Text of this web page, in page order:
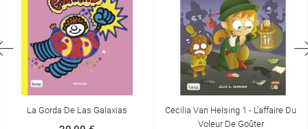
La Gorda De Las Galaxias
Cecilia Van Helsing 1 - L'affaire Du
Voleur De Goûter